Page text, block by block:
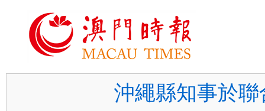
沖繩縣知事於